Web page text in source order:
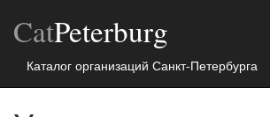
CatPeterburg
Каталог организаций Санкт-Петербурга